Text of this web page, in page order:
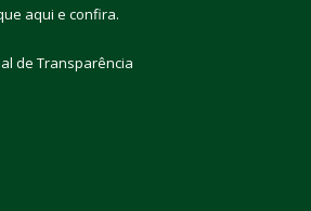
aqui e confira.
de Transparência